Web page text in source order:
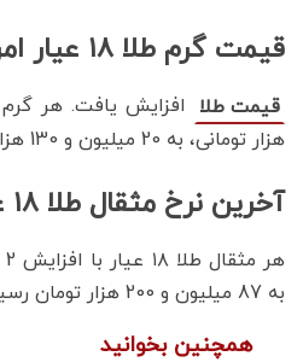
قیمت گرم طلا ۱۸ عیار امروز
قیمت طلا
هزار تومانی، به 20 میلیون و 130 هزار و 200 تومان رسید.
آخرین نرخ مثقال طلا ۱۸ عیار
به 87 میلیون و 200 هزار تومان رسید‌.
همچنین بخوانید